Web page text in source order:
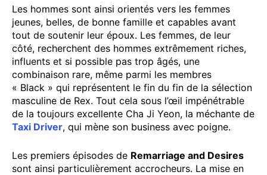
Les hommes sont ainsi orientés vers les femmes
jeunes, belles, de bonne famille et capables avant
tout de soutenir leur époux. Les femmes, de leur
côté, recherchent des hommes extrêmement riches,
influents et si possible pas trop âgés, une
combinaison rare, même parmi les membres
« Black » qui représentent le fin du fin de la sélection
masculine de Rex. Tout cela sous l’œil impénétrable
de la toujours excellente Cha Ji Yeon, la méchante de
Taxi Driver, qui mène son business avec poigne.
Les premiers épisodes de Remarriage and Desires
sont ainsi particulièrement accrocheurs. La mise en